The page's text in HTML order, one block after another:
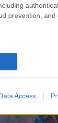
prevention, and
Access